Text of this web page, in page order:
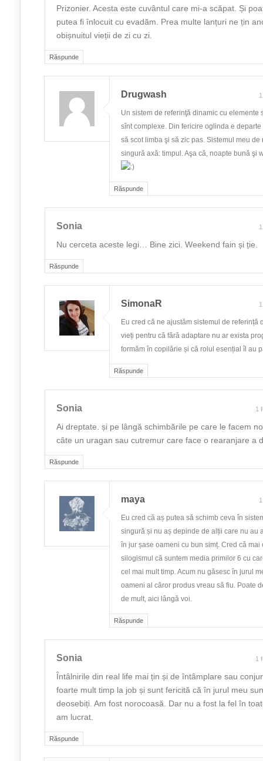
Răspunde
Prizonier. Acesta este cuvântul care mi-a scăpat. Și
putea fi înlocuit cu evadăm. Prea multe lanțuri ne țin
obișnuitul vieții de zi cu zi.
Răspunde
Drugwash
Un sistem de referinţă dinamic cu elemente
sînt complexe. Din fericire oglinda e
să scot limba şi să zic pas. Sistemul meu de
singură axă: timpul. Aşa că, noapte bună şi
Răspunde
Sonia
Nu cerceta aceste legi… Bine zici. Weekend fain și ție.
Răspunde
SimonaR
Eu cred că ne ajustăm sistemul de referință
vieți pentru că fără adaptare nu ar exista
formăm în copilărie și că rolul esențial îl au
Răspunde
Sonia 1
Ai dreptate. și pe lângă schimbările pe care le facem
câte un uragan sau cutremur care face o rearanjare a
Răspunde
maya
Eu cred că aș putea să schimb ceva în
singură și nu aș depinde de alții care nu au
în jur șase oameni cu bun simț. Cred că mai
silogismul că suntem media primilor 6 cu
cel mai mult timp. Acum nu găsesc în jurul
oameni al căror produs vreau să fiu. Poate
de mult, aici lângă voi.
Răspunde
Sonia 1
Întâlnirile din real life mai țin și de întâmplare sau
foarte mult timp la job și sunt fericită că în jurul meu
deosebiți. Am fost norocoasă. Dar nu a fost la fel în
am lucrat.